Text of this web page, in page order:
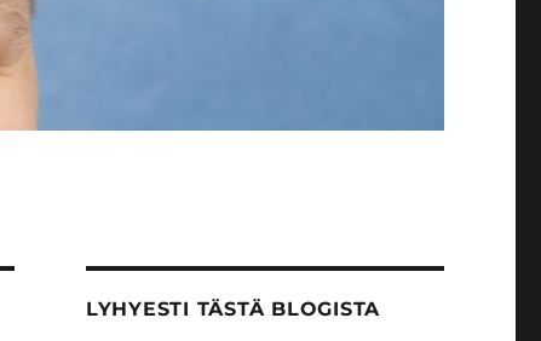
LYHYESTI TÄSTÄ BLOGISTA